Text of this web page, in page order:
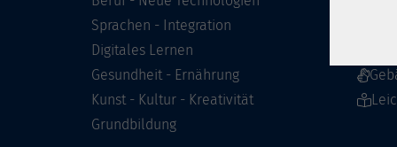
Sprachen - Integration
Digitales Lernen
Gesundheit - Ernährung
Kunst - Kultur - Kreativität
Grundbildung